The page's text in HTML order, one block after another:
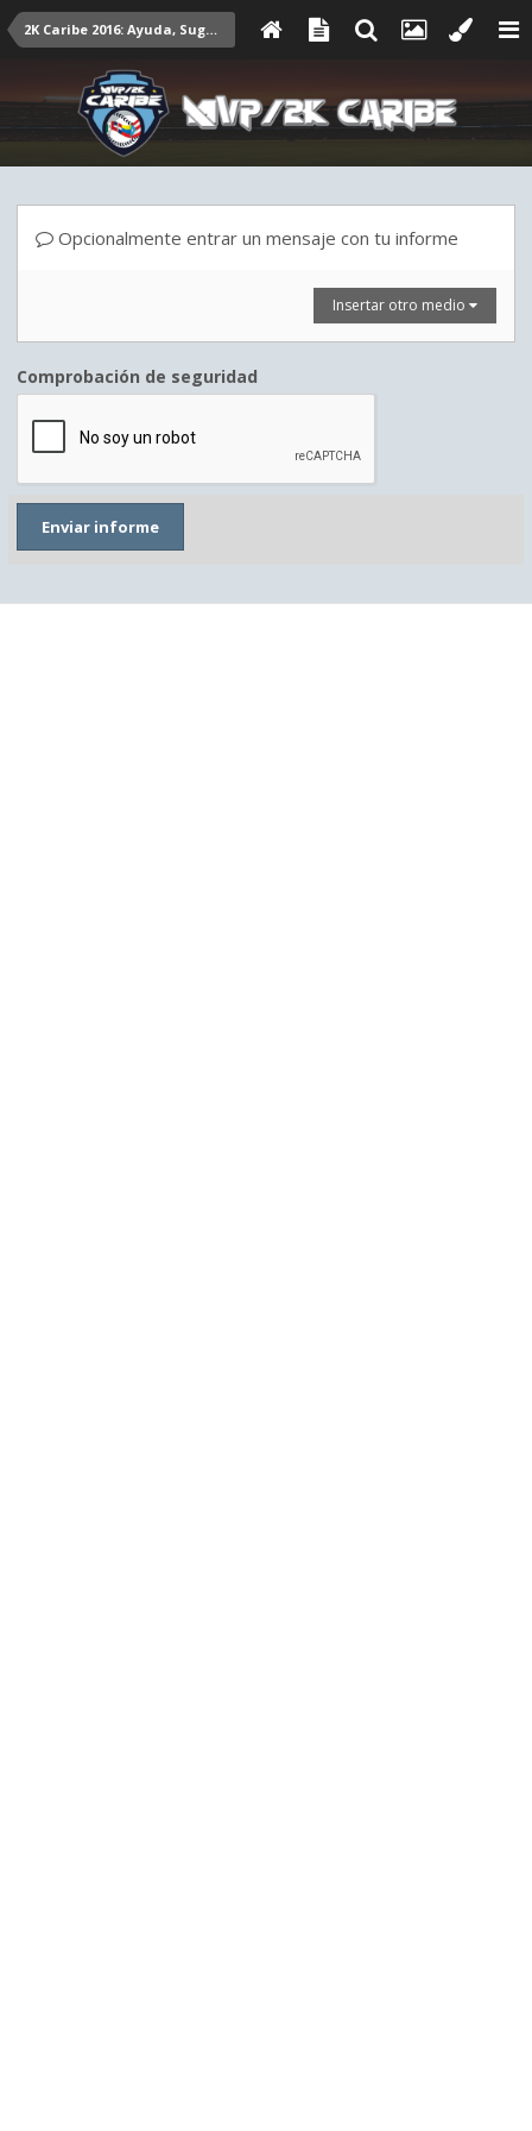
2K Caribe 2016: Ayuda, Sugerencias,etc.
Opcionalmente entrar un mensaje con tu informe
Insertar otro medio
Comprobación de seguridad
Enviar informe